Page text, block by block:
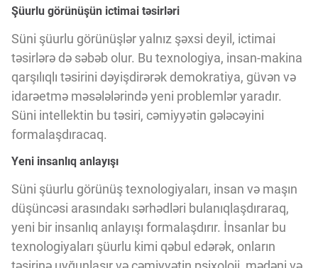
Şüurlu görünüşün ictimai təsirləri
Süni şüurlu görünüşlər yalnız şəxsi deyil, ictimai
təsirlərə də səbəb olur. Bu texnologiya, insan-makina
qarşılıqlı təsirini dəyişdirərək demokratiya, güvən və
idarəetmə məsələlərində yeni problemlər yaradır.
Süni intellektin bu təsiri, cəmiyyətin gələcəyini
formalaşdıracaq.
Yeni insanlıq anlayışı
Süni şüurlu görünüş texnologiyaları, insan və maşın
düşüncəsi arasındakı sərhədləri bulanıqlaşdıraraq,
yeni bir insanlıq anlayışı formalaşdırır. İnsanlar bu
texnologiyaları şüurlu kimi qəbul edərək, onların